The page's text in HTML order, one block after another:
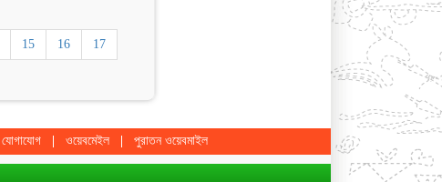
15 16 17
যোগাযোগ ওয়েবমেইল পুরাতন ওয়েবমাইল